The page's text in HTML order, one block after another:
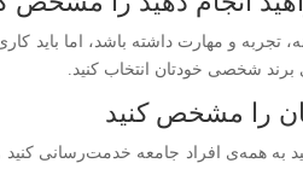
و مهارت داشته باشد، اما باید
شخصی خودتان انتخاب کنید.
به همه‌ی افراد جامعه خدمت‌رسانی کنید